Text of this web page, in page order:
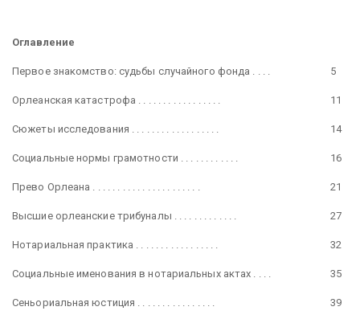
Оглавление
Первое знакомство: судьбы случайного фонда . . . . 5
Орлеанская катастрофа . . . . . . . . . . . . . . . . . 11
Сюжеты исследования . . . . . . . . . . . . . . . . . . 14
Социальные нормы грамотности . . . . . . . . . . . . 16
Прево Орлеана . . . . . . . . . . . . . . . . . . . . . . 21
Высшие орлеанские трибуналы . . . . . . . . . . . . . 27
Нотариальная практика . . . . . . . . . . . . . . . . . 32
Социальные именования в нотариальных актах . . . . 35
Сеньориальная юстиция . . . . . . . . . . . . . . . . 39